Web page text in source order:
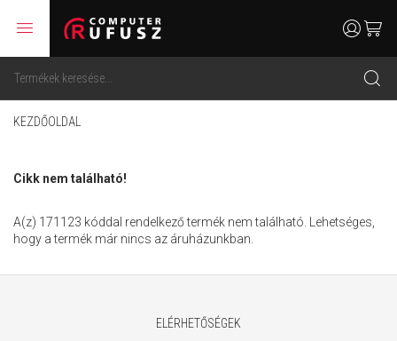
menu
search
usercart
KEZDŐOLDAL
Cikk nem található!
A(z) 171123 kóddal rendelkező termék nem található. Lehetséges,
hogy a termék már nincs az áruházunkban.
ELÉRHETŐSÉGEK